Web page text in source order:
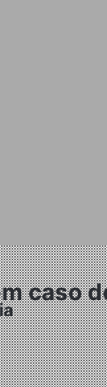
caso